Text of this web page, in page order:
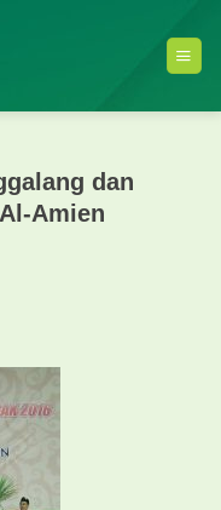
dan
Amien